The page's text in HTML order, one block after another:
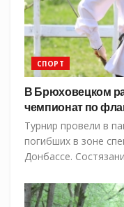
СПОРТ
В Брюховецком
чемпионат по
Турнир провели в
погибших в зоне
Донбассе.